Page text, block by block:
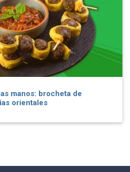
manos: brocheta de
orientales